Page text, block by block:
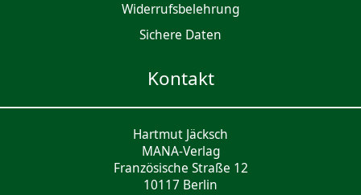
Widerrufsbelehrung
Sichere Daten
Kontakt
Hartmut Jäcksch
MANA-Verlag
Französische Straße 12
10117 Berlin